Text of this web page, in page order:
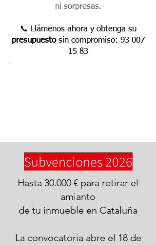
ni sorpresas.
📞 Llámenos ahora y obtenga su
presupuestosin compromiso: 93 007
15 83
Subvenciones 2026
Hasta 30.000 € para retirar el
amianto
de tu inmueble en Cataluña
La convocatoria abre el 18 de